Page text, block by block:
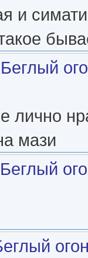
и
Беглый
лично
мази
Беглый